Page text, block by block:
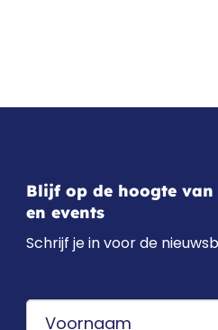
Blijf op de hoogte
en events
Schrijf je in voor de